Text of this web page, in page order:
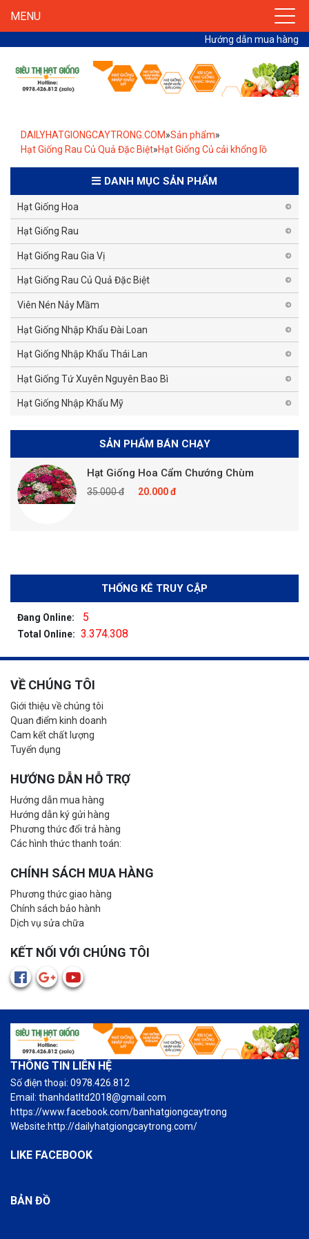
MENU
Hướng dẫn mua hàng
DAILYHATGIONGCAYTRONG.COM»Sản phẩm»
Hạt Giống Rau Củ Quả Đặc Biệt»Hạt Giống Củ cải khổng lồ
DANH MỤC SẢN PHẨM
Hạt Giống Hoa
Hạt Giống Rau
Hạt Giống Rau Gia Vị
Hạt Giống Rau Củ Quả Đặc Biệt
Viên Nén Nảy Mầm
Hạt Giống Nhập Khẩu Đài Loan
Hạt Giống Nhập Khẩu Thái Lan
Hạt Giống Tứ Xuyên Nguyên Bao Bì
Hạt Giống Nhập Khẩu Mỹ
SẢN PHẨM BÁN CHẠY
Hạt Giống Hoa Cẩm Chướng Chùm
35.000 đ 20.000 đ
THỐNG KÊ TRUY CẬP
Đang Online: 5
Total Online: 3.374.308
VỀ CHÚNG TÔI
Giới thiệu về chúng tôi
Quan điểm kinh doanh
Cam kết chất lượng
Tuyển dụng
HƯỚNG DẪN HỖ TRỢ
Hướng dẫn mua hàng
Hướng dẫn ký gửi hàng
Phương thức đổi trả hàng
Các hình thức thanh toán:
CHÍNH SÁCH MUA HÀNG
Phương thức giao hàng
Chính sách bảo hành
Dịch vụ sửa chữa
KẾT NỐI VỚI CHÚNG TÔI
THÔNG TIN LIÊN HỆ
Số điện thoại: 0978.426.812
Email: thanhdatltd2018@gmail.com
https://www.facebook.com/banhatgiongcaytrong
Website:http://dailyhatgiongcaytrong.com/
LIKE FACEBOOK
BẢN ĐỒ